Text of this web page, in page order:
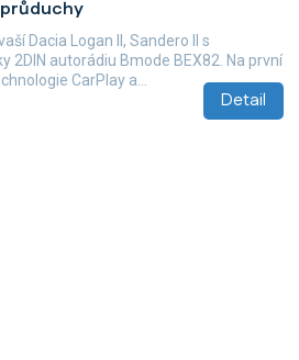
Detail
Dacia Logan II, Sandero II s
2DIN autorádiu Bmode BEX82. Na první
CarPlay a...